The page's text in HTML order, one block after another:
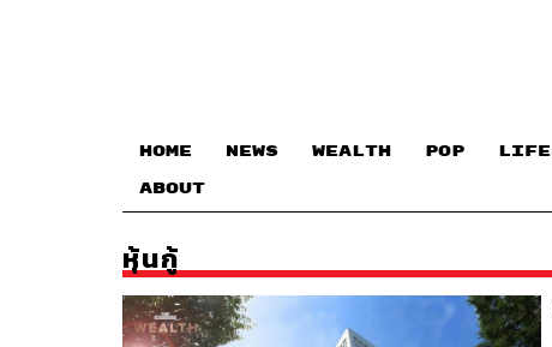
HOME NEWS WEALTH POP LIFE
ABOUT
หุ้นกู้